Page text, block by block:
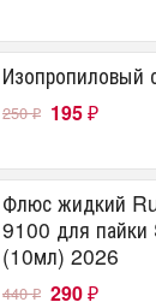
Изопропиловый
250₽ 195 ₽
Флюс жидкий
9100 для
(10мл) 2026
440₽ 290 ₽